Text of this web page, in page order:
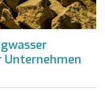
Unternehmen